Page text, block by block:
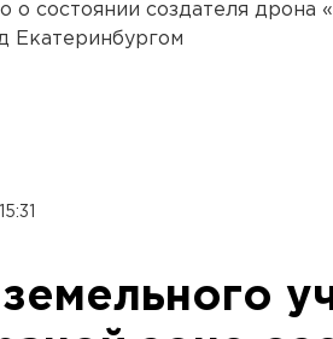
о состоянии создателя дрона
Екатеринбургом